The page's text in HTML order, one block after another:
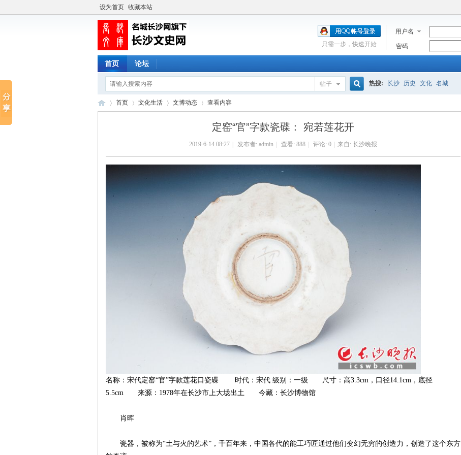
设为首页 收藏本站
用户名
密码
只需一步，快速开始
首页 论坛
帖子
索
热搜: 长沙 历史 文化 名城
首页 文化生活 文博动态
›
查看内容
定窑“官”字款瓷碟： 宛若莲花开
2019-6-14 08:27 发布者: admin 查看: 888 评论: 0 来自: 长沙晚报
名称：宋代定窑“官”字款莲花口瓷碟 时代：宋代 级别：一级 尺寸：高3.3cm，口径14.1cm，底径
5.5cm 来源：1978年在长沙市上大垅出土 今藏：长沙博物馆
肖晖
瓷器，被称为“土与火的艺术”，千百年来，中国各代的能工巧匠通过他们变幻无穷的创造力，创造了这个东方